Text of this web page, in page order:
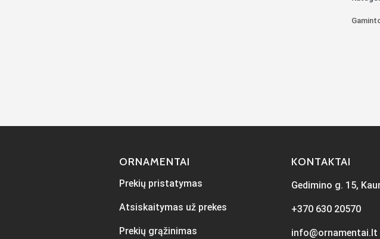
ORNAMENTAI
Prekių pristatymas
Atsiskaitymas už prekes
Prekių grąžinimas
KONTAKTAI
Gedimino g. 15,
+370 630 20570
info@ornamentai.lt